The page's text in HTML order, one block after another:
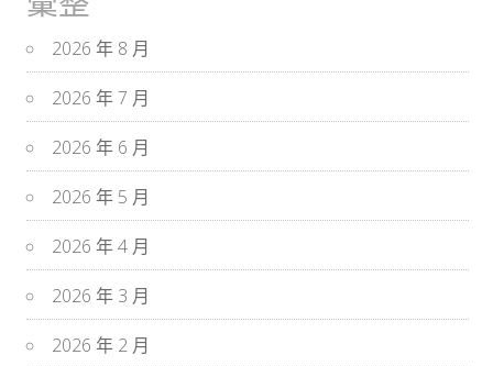
2026 年 8 月
2026 年 7 月
2026 年 6 月
2026 年 5 月
2026 年 4 月
2026 年 3 月
2026 年 2 月